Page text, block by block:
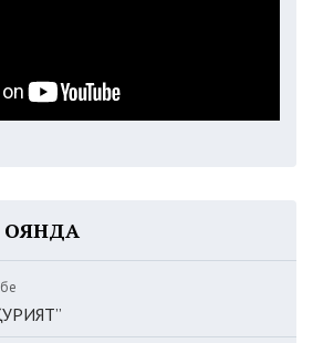
ОЯНДА